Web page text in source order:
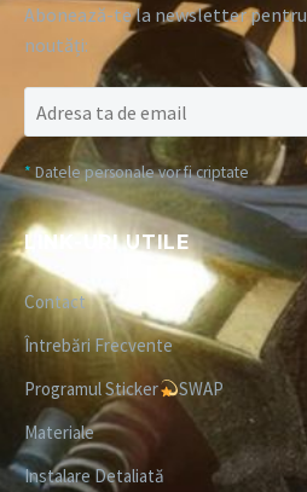
Abonează-te la newsletter
noutăți:
* Datele personale vor fi criptate
LINK-URI UTILE
Contact
Întrebări Frecvente
Programul Sticker
SWAP
Materiale
Instalare Detaliată